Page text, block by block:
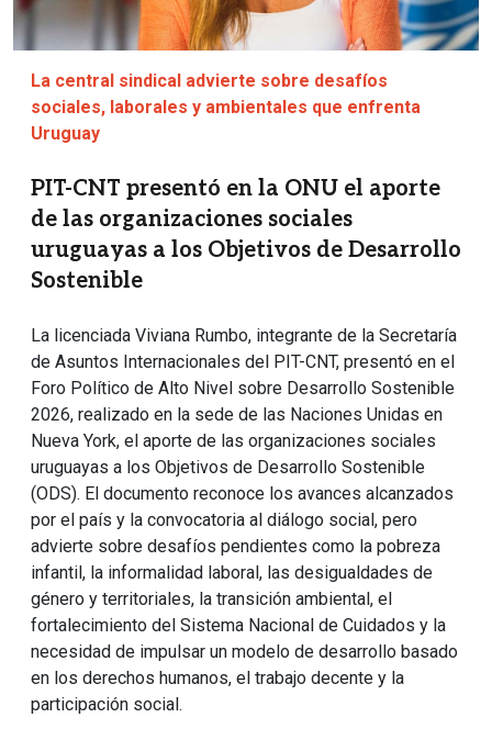
La central sindical advierte sobre desafíos
sociales, laborales y ambientales que enfrenta
Uruguay
PIT-CNT presentó en la ONU el aporte
de las organizaciones sociales
uruguayas a los Objetivos de Desarrollo
Sostenible
La licenciada Viviana Rumbo, integrante de la Secretaría
de Asuntos Internacionales del PIT-CNT, presentó en el
Foro Político de Alto Nivel sobre Desarrollo Sostenible
2026, realizado en la sede de las Naciones Unidas en
Nueva York, el aporte de las organizaciones sociales
uruguayas a los Objetivos de Desarrollo Sostenible
(ODS). El documento reconoce los avances alcanzados
por el país y la convocatoria al diálogo social, pero
advierte sobre desafíos pendientes como la pobreza
infantil, la informalidad laboral, las desigualdades de
género y territoriales, la transición ambiental, el
fortalecimiento del Sistema Nacional de Cuidados y la
necesidad de impulsar un modelo de desarrollo basado
en los derechos humanos, el trabajo decente y la
participación social.